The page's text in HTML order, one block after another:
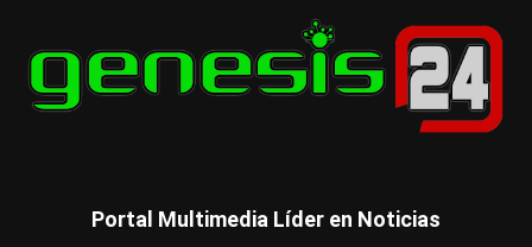
Portal Multimedia Líder en Noticias